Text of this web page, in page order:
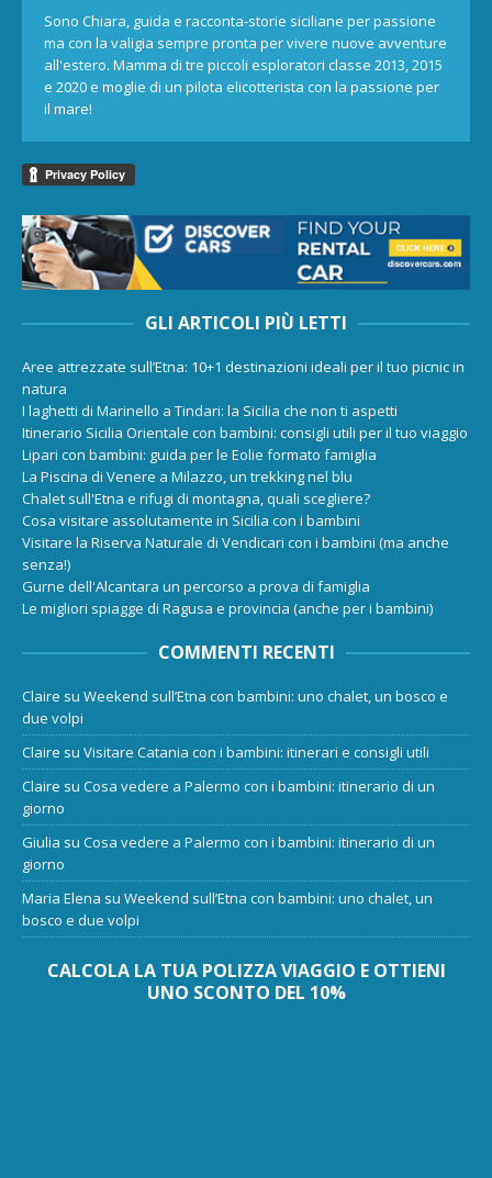
Sono Chiara, guida e racconta-storie siciliane per passione
ma con la valigia sempre pronta per vivere nuove avventure
all'estero. Mamma di tre piccoli esploratori classe 2013, 2015
e 2020 e moglie di un pilota elicotterista con la passione per
il mare!
GLI ARTICOLI PIÙ LETTI
Aree attrezzate sull’Etna: 10+1 destinazioni ideali per il tuo picnic in
natura
I laghetti di Marinello a Tindari: la Sicilia che non ti aspetti
Itinerario Sicilia Orientale con bambini: consigli utili per il tuo viaggio
Lipari con bambini: guida per le Eolie formato famiglia
La Piscina di Venere a Milazzo, un trekking nel blu
Chalet sull'Etna e rifugi di montagna, quali scegliere?
Cosa visitare assolutamente in Sicilia con i bambini
Visitare la Riserva Naturale di Vendicari con i bambini (ma anche
senza!)
Gurne dell'Alcantara un percorso a prova di famiglia
Le migliori spiagge di Ragusa e provincia (anche per i bambini)
COMMENTI RECENTI
Claire su Weekend sull’Etna con bambini: uno chalet, un bosco e
due volpi
Claire su Visitare Catania con i bambini: itinerari e consigli utili
Claire su Cosa vedere a Palermo con i bambini: itinerario di un
giorno
Giulia su Cosa vedere a Palermo con i bambini: itinerario di un
giorno
Maria Elena su Weekend sull’Etna con bambini: uno chalet, un
bosco e due volpi
CALCOLA LA TUA POLIZZA VIAGGIO E OTTIENI
UNO SCONTO DEL 10%